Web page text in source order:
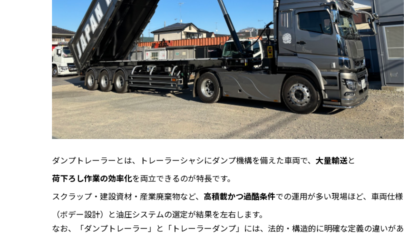
ダンプトレーラーとは、トレーラーシャシにダンプ機構を備えた車両で、 大量輸送と
荷下ろし作業の効率化を両立できるのが特長です。
スクラップ・建設資材・産業廃棄物など、 高積載かつ過酷条件での運用が多い現場ほど、車両仕様
（ボデー設計）と油圧システムの選定が結果を左右します。
なお、「ダンプトレーラー」と「トレーラーダンプ」には、法的・構造的に明確な定義の違いがあ